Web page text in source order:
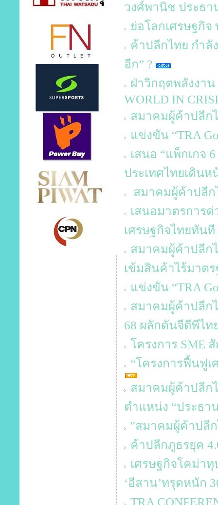
วงศ์พานิช ประธ
ย่อโลกเศรษฐกิจ
ค้าปลีกไทย กำลั
อีก” ?
ฝ่าวิกฤตพลังงาน
WORLD IN
สมาคมผู้ค้าปลีก
แข่งขัน “TRA
เสนอ “แพ็กเกจ
ประเทศไทยเดินห
สมาคมผู้ค้าปลีก
เสนอมาตรการ
เศรษฐกิจไทยทันที
สมาคมผู้ค้าปลีก
เข้มสินค้าไร้มาต
แข่งขัน “TRA
สมาคมผู้ค้าปลีก
68 ผลักดันจีดีพีไท
โครงการ SME
“โครงการฟื้นฟูเ
สมาคมผู้ค้าปลีก
ตำแหน่ง “ประธ
"สมาคมผู้ค้าปลี
ค้าปลีกภูธรยุค
เศรษฐกิจโคม่า
‘อีสาน’ทรุดหนัก
TRA